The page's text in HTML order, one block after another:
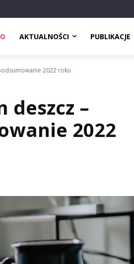
AKTUALNOŚCI PUBLIKACJE
2022 roku
deszcz –
2022